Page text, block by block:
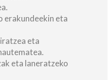
erakundeekin eta
eta
eta laneratzeko